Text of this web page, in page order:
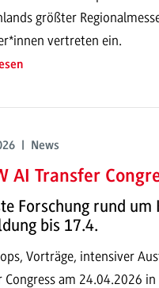
größter
vertreten ein.
| News
AI Transfer
Forschung rund
bis 17.4.
Vorträge, intensiver
Congress am 24.04.2026